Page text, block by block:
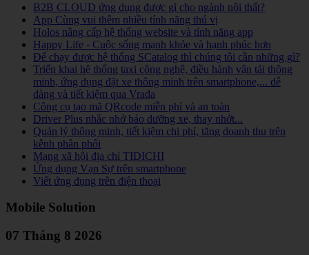
B2B CLOUD ứng dụng được gì cho ngành nội thất?
App Cùng vui thêm nhiều tính năng thú vị
Holos nâng cấp hệ thống website và tính năng app
Happy Life - Cuộc sống mạnh khỏe và hạnh phúc hơn
Để chạy được hệ thống SCatalog thì chúng tôi cần những gì?
Triển khai hệ thống taxi công nghệ, điều hành vận tải thông
minh, ứng dụng đặt xe thông minh trên smartphone,... dễ
dàng và tiết kiệm qua Vrada
Công cụ tạo mã QRcode miễn phí và an toàn
Driver Plus nhắc nhở bảo dưỡng xe, thay nhớt...
Quản lý thông minh, tiết kiệm chi phí, tăng doanh thu trên
kênh phân phối
Mạng xã hội địa chỉ TIDICHI
Ứng dụng Vạn Sự trên smartphone
Viết ứng dụng trên điện thoại
Mobile Solution
07 Tháng 8 2026